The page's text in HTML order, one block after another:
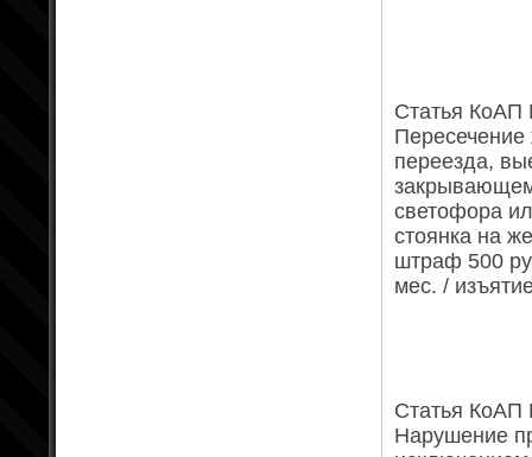
Статья КоАП
Пересечение
переезда,
светофора
стоянка на
штраф 500
мес. /
Статья КоАП
Нарушение